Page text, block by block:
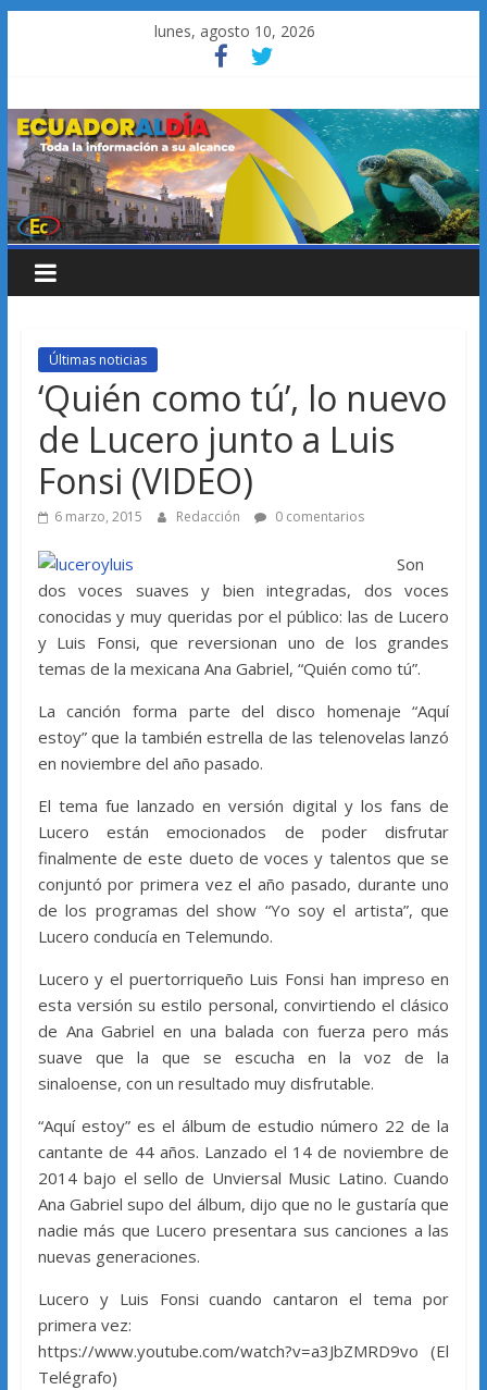
lunes, agosto 10, 2026
Últimas noticias
‘Quién como tú’, lo nuevo
de Lucero junto a Luis
Fonsi (VIDEO)
6 marzo, 2015 Redacción 0 comentarios
Son
dos voces suaves y bien integradas, dos voces
conocidas y muy queridas por el público: las de Lucero
y Luis Fonsi, que reversionan uno de los grandes
temas de la mexicana Ana Gabriel, “Quién como tú”.
La canción forma parte del disco homenaje “Aquí
estoy” que la también estrella de las telenovelas lanzó
en noviembre del año pasado.
El tema fue lanzado en versión digital y los fans de
Lucero están emocionados de poder disfrutar
finalmente de este dueto de voces y talentos que se
conjuntó por primera vez el año pasado, durante uno
de los programas del show “Yo soy el artista”, que
Lucero conducía en Telemundo.
Lucero y el puertorriqueño Luis Fonsi han impreso en
esta versión su estilo personal, convirtiendo el clásico
de Ana Gabriel en una balada con fuerza pero más
suave que la que se escucha en la voz de la
sinaloense, con un resultado muy disfrutable.
“Aquí estoy” es el álbum de estudio número 22 de la
cantante de 44 años. Lanzado el 14 de noviembre de
2014 bajo el sello de Unviersal Music Latino. Cuando
Ana Gabriel supo del álbum, dijo que no le gustaría que
nadie más que Lucero presentara sus canciones a las
nuevas generaciones.
Lucero y Luis Fonsi cuando cantaron el tema por
primera vez:
https://www.youtube.com/watch?v=a3JbZMRD9vo (El
Telégrafo)